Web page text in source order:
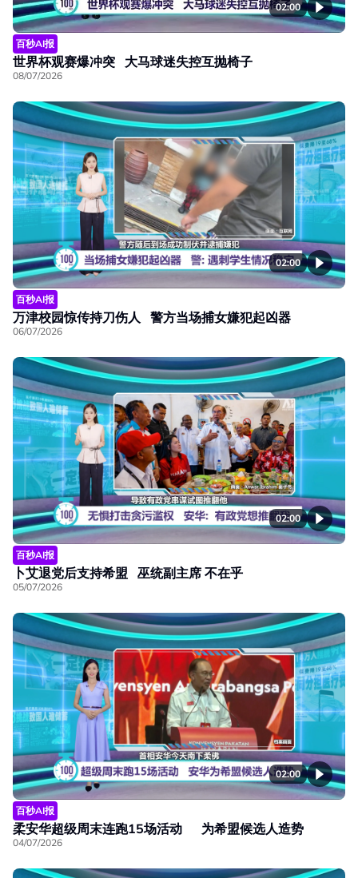
02:00
百秒AI报
世界杯观赛爆冲突 大马球迷失控互抛椅子
08/07/2026
02:00
百秒AI报
万津校园惊传持刀伤人 警方当场捕女嫌犯起凶器
06/07/2026
02:00
百秒AI报
卜艾退党后支持希盟 巫统副主席 不在乎
05/07/2026
02:00
百秒AI报
柔安华超级周末连跑15场活动 为希盟候选人造势
04/07/2026